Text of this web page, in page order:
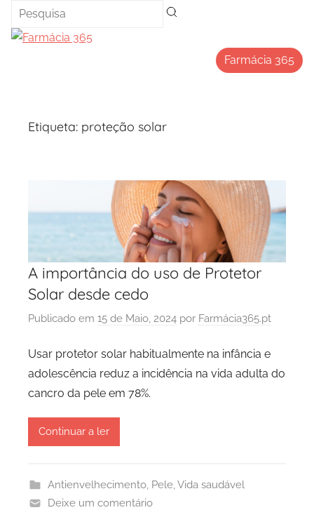
Saltar
para
Farmácia 365
Etiqueta: proteção solar
A importância do uso de Protetor
Solar desde cedo
Publicado em 15 de Maio, 2024 por Farmácia365.pt
Usar protetor solar habitualmente na infância e
adolescência reduz a incidência na vida adulta do
cancro da pele em 78%.
Continuar a ler
Antienvelhecimento, Pele, Vida saudável
Deixe um comentário